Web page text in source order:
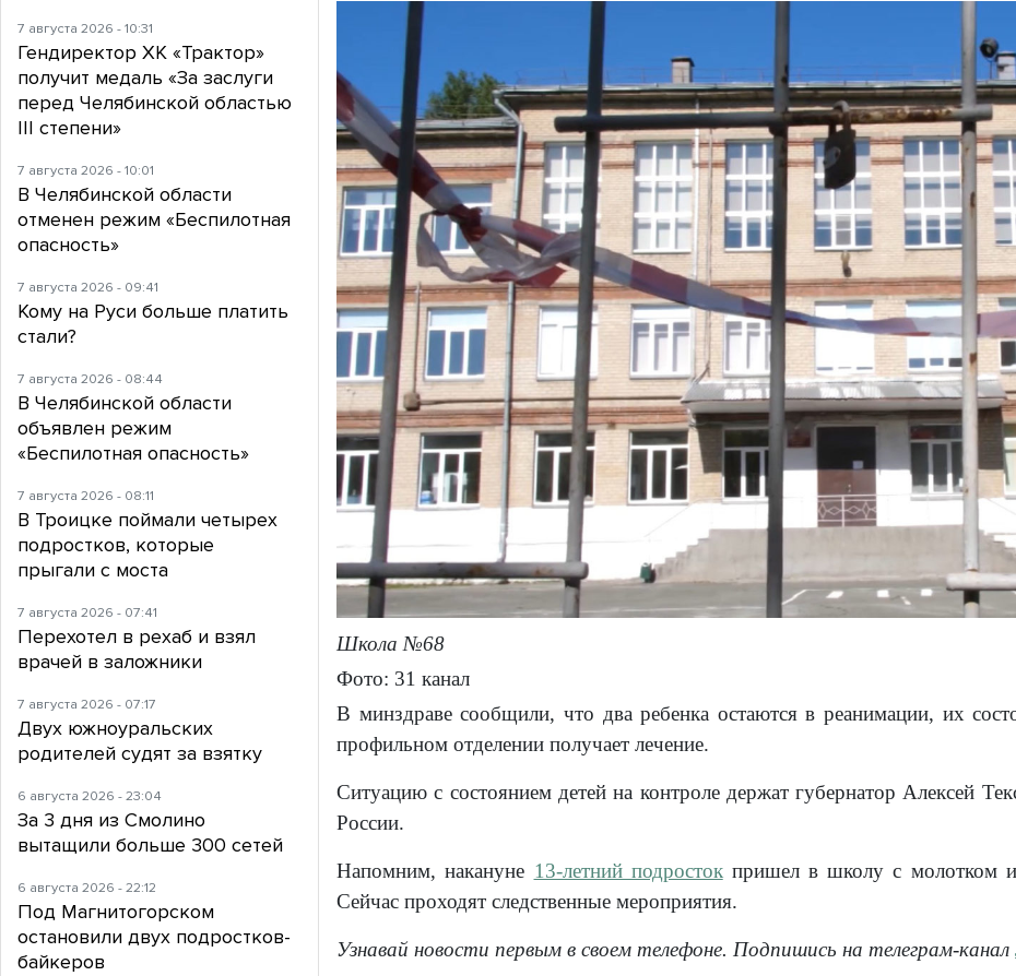
Школа №68
Фото: 31 канал
В минздраве сообщили, что два ребенка остаются в реанимации, их
профильном отделении получает лечение.
Ситуацию с состоянием детей на контроле держат губернатор Алексей
России.
Напомним, накануне 13-летний подростокпришел в школу с молотком и
Сейчас проходят следственные мероприятия.
Узнавай новости первым в своем телефоне. Подпишись на телеграм-канал
7 августа 2026 - 10:31
Гендиректор ХК «Трактор»
получит медаль «За заслуги
перед Челябинской областью
III степени»
7 августа 2026 - 10:01
В Челябинской области
отменен режим «Беспилотная
опасность»
7 августа 2026 - 09:41
Кому на Руси больше платить
стали?
7 августа 2026 - 08:44
В Челябинской области
объявлен режим
«Беспилотная опасность»
7 августа 2026 - 08:11
В Троицке поймали четырех
подростков, которые
прыгали с моста
7 августа 2026 - 07:41
Перехотел в рехаб и взял
врачей в заложники
7 августа 2026 - 07:17
Двух южноуральских
родителей судят за взятку
6 августа 2026 - 23:04
За 3 дня из Смолино
вытащили больше 300 сетей
6 августа 2026 - 22:12
Под Магнитогорском
остановили двух подростков-
байкеров